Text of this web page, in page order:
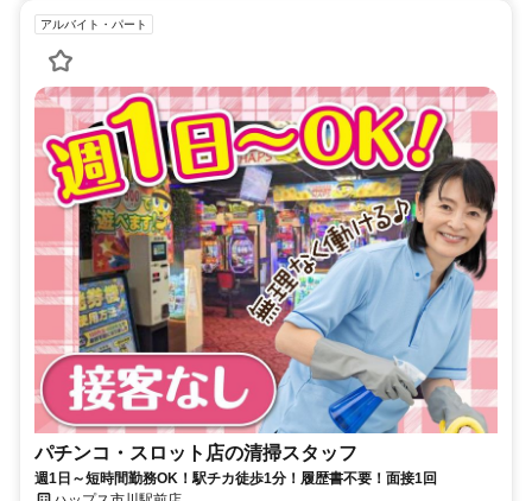
アルバイト・パート
パチンコ・スロット店の清掃スタッフ
週1日～短時間勤務OK！駅チカ徒歩1分！履歴書不要！面接1回